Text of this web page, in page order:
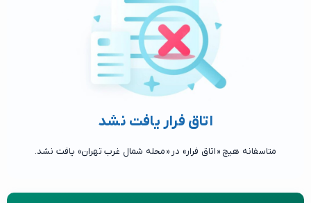
اتاق فرار یافت نشد
متاسفانه هیچ «اتاق فرار» در «محله شمال غرب تهران» یافت نشد.